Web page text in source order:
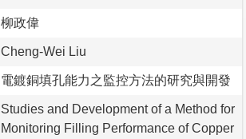
柳政偉
Cheng-Wei Liu
電鍍銅填孔能力之監控方法的研究與開發
Studies and Development of a Method for
Monitoring Filling Performance of Copper